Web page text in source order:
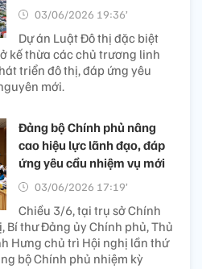
03/06/2026 19:36’
Dự án Luật Đô thị đặc biệt
kế thừa các chủ trương linh
triển đô thị, đáp ứng yêu
mới.
Đảng bộ Chính phủ nâng
cao hiệu lực lãnh đạo, đáp
ứng yêu cầu nhiệm vụ mới
03/06/2026 17:19’
Chiều 3/6, tại trụ sở Chính
Bí thư Đảng ủy Chính phủ, Thủ
Hưng chủ trì Hội nghị lần thứ
bộ Chính phủ nhiệm kỳ